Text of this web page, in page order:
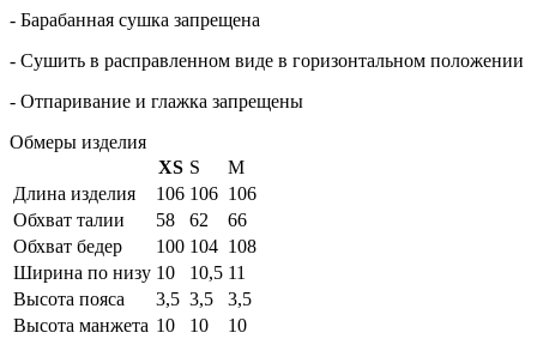
- Барабанная сушка запрещена
- Сушить в расправленном виде в горизонтальном положении
- Отпаривание и глажка запрещены
Обмеры изделия
XS S
M
Длина изделия
106 106 106
Обхват талии
58 62
66
Обхват бедер
100 104 108
Ширина по низу 10 10,5 11
Высота пояса
3,5 3,5
3,5
Высота манжета 10 10 10